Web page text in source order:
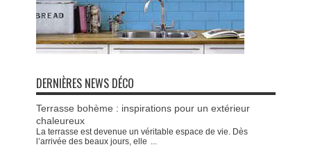
DERNIÈRES NEWS DÉCO
Terrasse bohème : inspirations pour un extérieur
chaleureux
La terrasse est devenue un véritable espace de vie. Dès
l’arrivée des beaux jours, elle ...